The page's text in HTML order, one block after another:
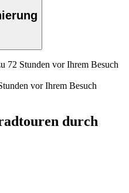
72 Stunden vor Ihrem Besuch
vor Ihrem Besuch
durch